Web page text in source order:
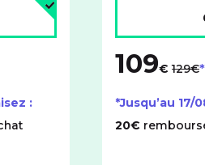
:
109€ 129€
*Jusqu’au 17/
20€